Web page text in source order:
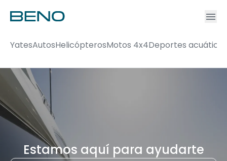
YatesAutosHelicópterosMotos 4x4Deportes acuáticos
Estamos aquí para ayudarte